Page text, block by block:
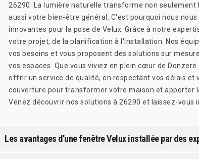
26290. La lumière naturelle transforme non
aussi votre bien-être général. C'est pourquoi nous
innovantes pour la pose de Velux. Grâce à notre
votre projet, de la planification à l'installation. Nos
vos besoins et vous proposent des solutions sur
vos espaces. Que vous viviez en plein cœur de
offrir un service de qualité, en respectant vos délais et
couverture pour transformer votre maison et apporter
Venez découvrir nos solutions à 26290 et laissez-vous
Les avantages d'une fenêtre Velux installée par des